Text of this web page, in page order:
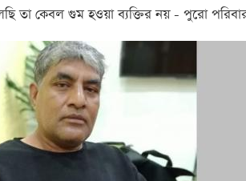
তা কেবল গুম হওয়া ব্যক্তির নয় - পুরো পরিবার,